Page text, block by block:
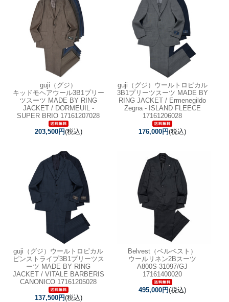
guji（グジ）
キッドモヘアウール3B1プリー
ツスーツ MADE BY RING
JACKET / DORMEUIL -
SUPER BRIO 17161207028
203,500円(税込)
guji（グジ）ウールトロピカル
3B1プリーツスーツ MADE BY
RING JACKET / Ermenegildo
Zegna - ISLAND FLEECE
17161206028
176,000円(税込)
guji（グジ）ウールトロピカル
ピンストライプ3B1プリーツス
ーツ MADE BY RING
JACKET / VITALE BARBERIS
CANONICO 17161205028
137,500円(税込)
Belvest（ベルベスト）
ウールリネン2Bスーツ
A800S-31097/GJ
17161400020
495,000円(税込)